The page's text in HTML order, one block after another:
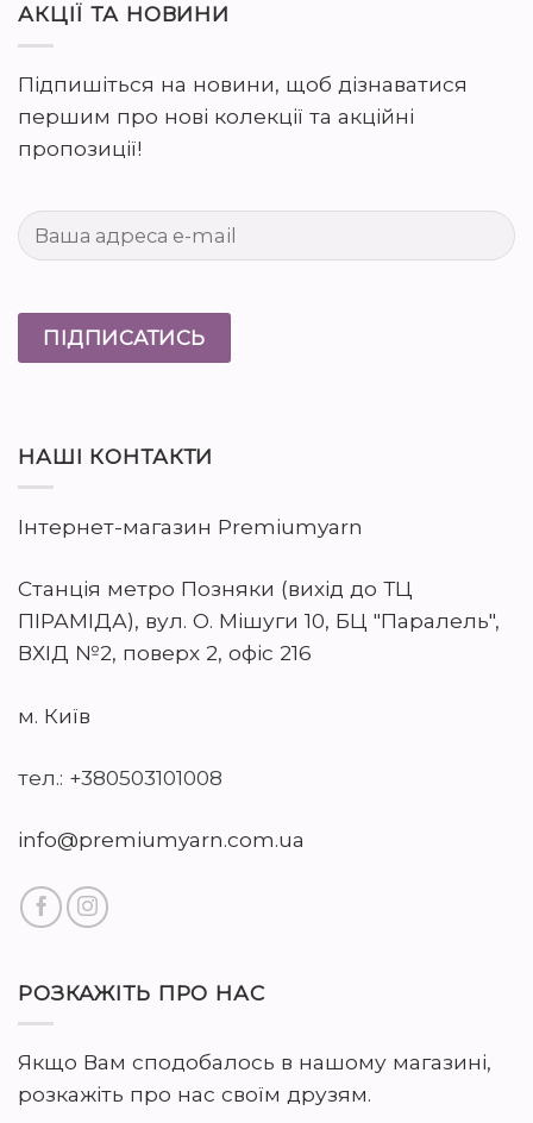
АКЦІЇ ТА НОВИНИ
Підпишіться на новини, щоб дізнаватися
першим про нові колекції та акційні
пропозиції!
НАШІ КОНТАКТИ
Інтернет-магазин Premiumyarn
Станція метро Позняки (вихід до ТЦ
ПІРАМІДА), вул. О. Мішуги 10, БЦ "Паралель",
ВХІД №2, поверх 2, офіс 216
м. Київ
тел.: +380503101008
info@premiumyarn.com.ua
РОЗКАЖІТЬ ПРО НАС
Якщо Вам сподобалось в нашому магазині,
розкажіть про нас своїм друзям.